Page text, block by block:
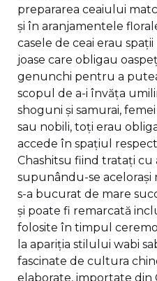
prepararea ceaiului
și în aranjamentele
casele de ceai erau
joase care obligau
genunchi pentru a
scopul de a-i învăța
shoguni și samurai,
sau nobili, toți erau
accede în spațiul
Chashitsu fiind tratați cu
supunându-se acelorași
s-a bucurat de mare
și poate fi remarcată
folosite în timpul
la apariția stilului wabi
fascinate de cultura
elaborate, importate din